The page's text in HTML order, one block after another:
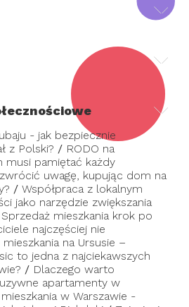
- jak bezpiecznie
z Polski? / RODO na
pamiętać każdy
uwagę, kupując dom na
/ Współpraca z lokalnym
jako narzędzie zwiększania
Sprzedaż mieszkania krok po
najczęściej nie
na Ursusie –
to jedna z najciekawszych
/ Dlaczego warto
apartamenty w
w Warszawie -